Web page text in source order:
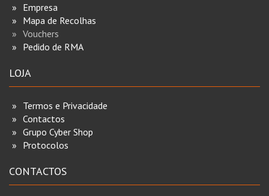
Empresa
Mapa de Recolhas
Vouchers
Pedido de RMA
LOJA
Termos e Privacidade
Contactos
Grupo Cyber Shop
Protocolos
CONTACTOS